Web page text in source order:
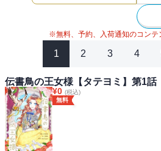
※無料、予約、入荷通知のコンテ
1 2 3 4
伝書鳥の王女様【タテヨミ】第1話
¥0 (税込)
無料